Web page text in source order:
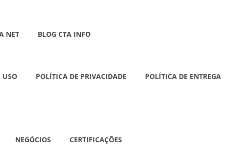
NET BLOG CTA INFO
USO POLÍTICA DE PRIVACIDADE POLÍTICA DE ENTREGA
NEGÓCIOS CERTIFICAÇÕES